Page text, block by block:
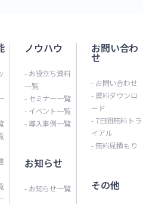
ノウハウ
- お役立ち資料
一覧
- セミナー一覧
- イベント一覧
- 導入事例一覧
お知らせ
- お知らせ一覧
お問い合わ
せ
- お問い合わせ
- 資料ダウンロ
ード
- 7日間無料トラ
イアル
- 無料見積もり
その他